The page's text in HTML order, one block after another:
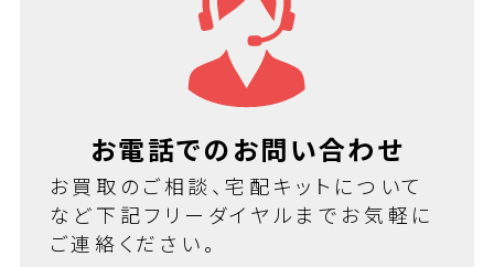
お電話でのお問い合わせ
お買取のご相談、宅配キットについて
など下記フリーダイヤルまでお気軽に
ご連絡ください。